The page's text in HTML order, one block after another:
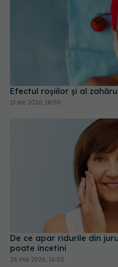
Efectul roșiilor și al
De ce apar ridurile din
26 mai 2026, 16:02